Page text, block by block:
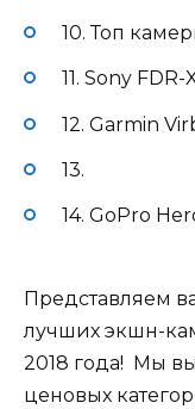
10. Топ
11. Sony
12. Garmin
13.
14. GoPro
Представляем
лучших экшн-
2018 года! Мы
ценовых